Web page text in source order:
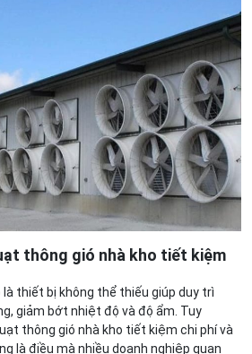
thông gió nhà kho tiết kiệm
thiết bị không thể thiếu giúp duy trì
giảm bớt nhiệt độ và độ ẩm. Tuy
thông gió nhà kho tiết kiệm chi phí và
là điều mà nhiều doanh nghiệp quan